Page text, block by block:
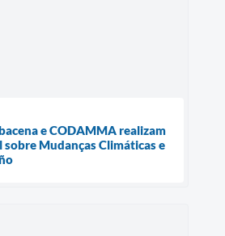
e CODAMMA realizam
Mudanças Climáticas e